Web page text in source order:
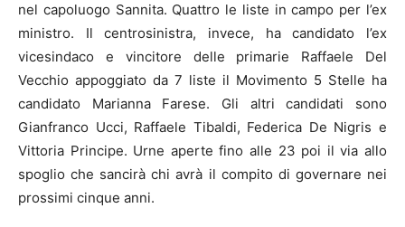
nel capoluogo Sannita. Quattro le liste in campo per l’ex
ministro. Il centrosinistra, invece, ha candidato l’ex
vicesindaco e vincitore delle primarie Raffaele Del
Vecchio appoggiato da 7 liste il Movimento 5 Stelle ha
candidato Marianna Farese. Gli altri candidati sono
Gianfranco Ucci, Raffaele Tibaldi, Federica De Nigris e
Vittoria Principe. Urne aperte fino alle 23 poi il via allo
spoglio che sancirà chi avrà il compito di governare nei
prossimi cinque anni.